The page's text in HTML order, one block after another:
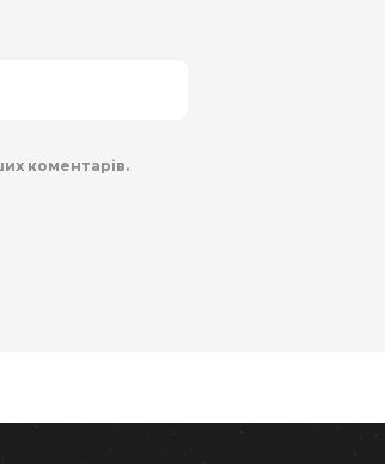
коментарів.